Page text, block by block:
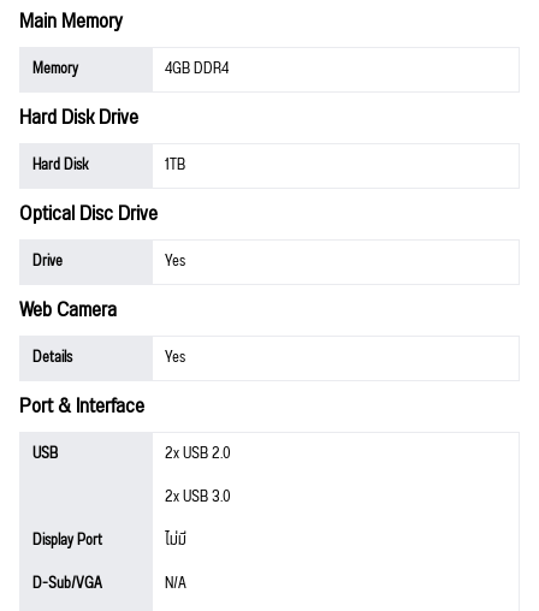
Main Memory
Memory 4GB DDR4
Hard Disk Drive
Hard Disk 1TB
Optical Disc Drive
Drive Yes
Web Camera
Details Yes
Port & Interface
USB
2x USB 2.0
2x USB 3.0
Display Port
ไม่มี
D-Sub/VGA
N/A